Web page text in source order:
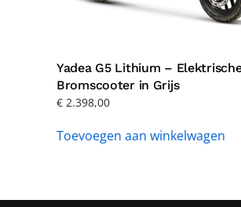
Yadea G5 Lithium –
Bromscooter in Grijs
€ 2.398,00
Toevoegen aan winkelwagen